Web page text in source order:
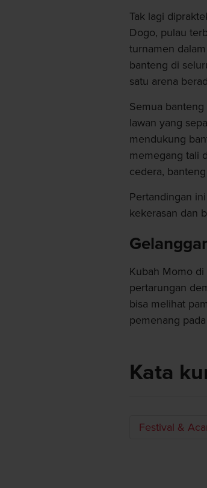
Tak lagi
Dogo, pulau
turnamen
banteng di
satu arena
Semua
lawan yang
mendukung
memegang tali
cedera,
Pertandingan
kekerasan dan
Kubah Momo
pertarungan
bisa melihat
pemenang
Kata
Festival &